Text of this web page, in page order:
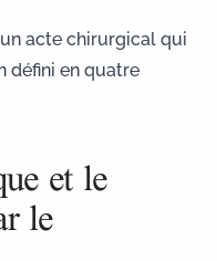
acte chirurgical qui
défini en quatre
et le
le